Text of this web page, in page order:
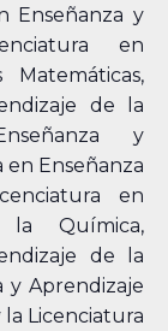
Enseñanza y
en
de la
y
en Enseñanza
en
la Química,
de la
y Aprendizaje
Licenciatura